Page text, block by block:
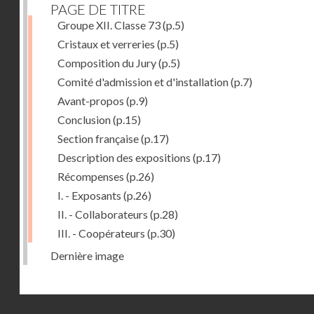
PAGE DE TITRE
Groupe XII. Classe 73(p.5)
Cristaux et verreries (p.5)
Composition du Jury(p.5)
Comité d'admission et d'installation(p.7)
Avant-propos (p.9)
Conclusion(p.15)
Section française(p.17)
Description des expositions (p.17)
Récompenses (p.26)
I. - Exposants (p.26)
II. - Collaborateurs (p.28)
III. - Coopérateurs (p.30)
Dernière image